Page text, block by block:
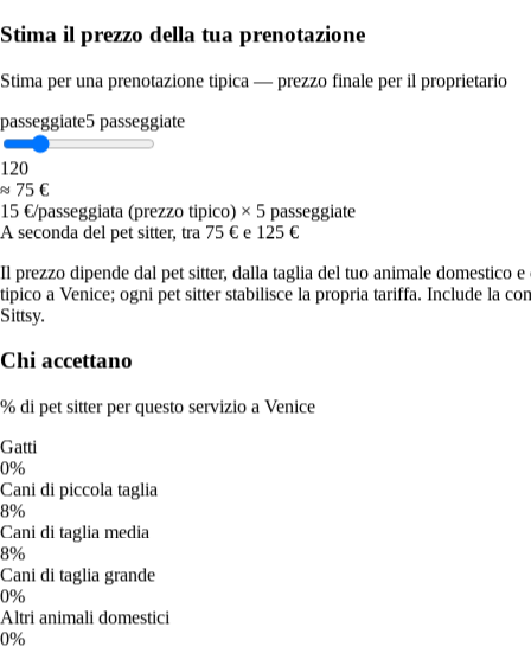
Per la prima offerta
2.1
Offerte per richiesta
in media
52%
Ricevi un’offerta
da un sitter
Prezzi a Venice
15 €/
passeggiata
prezzo tipico
da
Nessuna sorpresa:
la commissione di servizio e la garanzia Sittsy (copertura e
assistenza 24/7; non è una polizza assicurativa).
Stima il prezzo della tua prenotazione
Stima per una prenotazione tipica — prezzo finale per il proprietario
Stima il prezzo della tua prenotazione
Stima per una prenotazione tipica — prezzo finale per il proprietario
passeggiate5 passeggiate
1 20
≈ 75 €
15 €/passeggiata (prezzo tipico) × 5 passeggiate
A seconda del pet sitter, tra 75 € e 125 €
Il prezzo dipende dal pet sitter, dalla taglia del tuo animale domestico
tipico a Venice; ogni pet sitter stabilisce la propria tariffa. Include la
Sittsy.
Chi accettano
% di pet sitter per questo servizio a Venice
Gatti
0%
Cani di piccola taglia
8%
Cani di taglia media
8%
Cani di taglia grande
0%
Altri animali domestici
0%